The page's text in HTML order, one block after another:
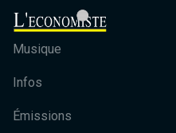
Musique
Infos
Émissions